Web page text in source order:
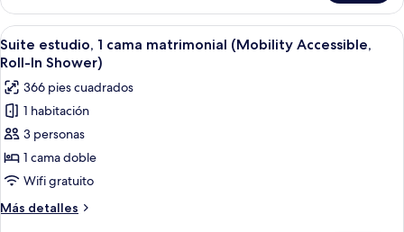
Accessible)
estudio,
cama
matrimonial
Accessible)
Abrir
todas
las
fotos
de
Suite
estudio,
1
cama
matrimonial
Una habitación de hotel con una
4
Suite estudio, 1 cama matrimonial (Mobility Accessible,
Roll-In Shower)
366 pies cuadrados
1 habitación
3 personas
1 cama doble
Wifi gratuito
Más detalles
Más